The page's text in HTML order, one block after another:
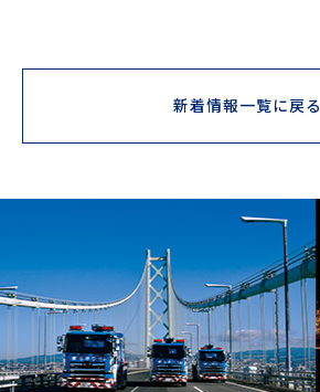
新着情報一覧に戻る